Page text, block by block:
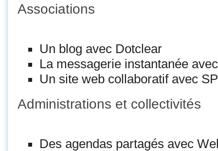
Associations
Un blog avec Dotclear
La messagerie instantanée
Un site web collaboratif avec
Administrations et collectivités
Des agendas partagés avec